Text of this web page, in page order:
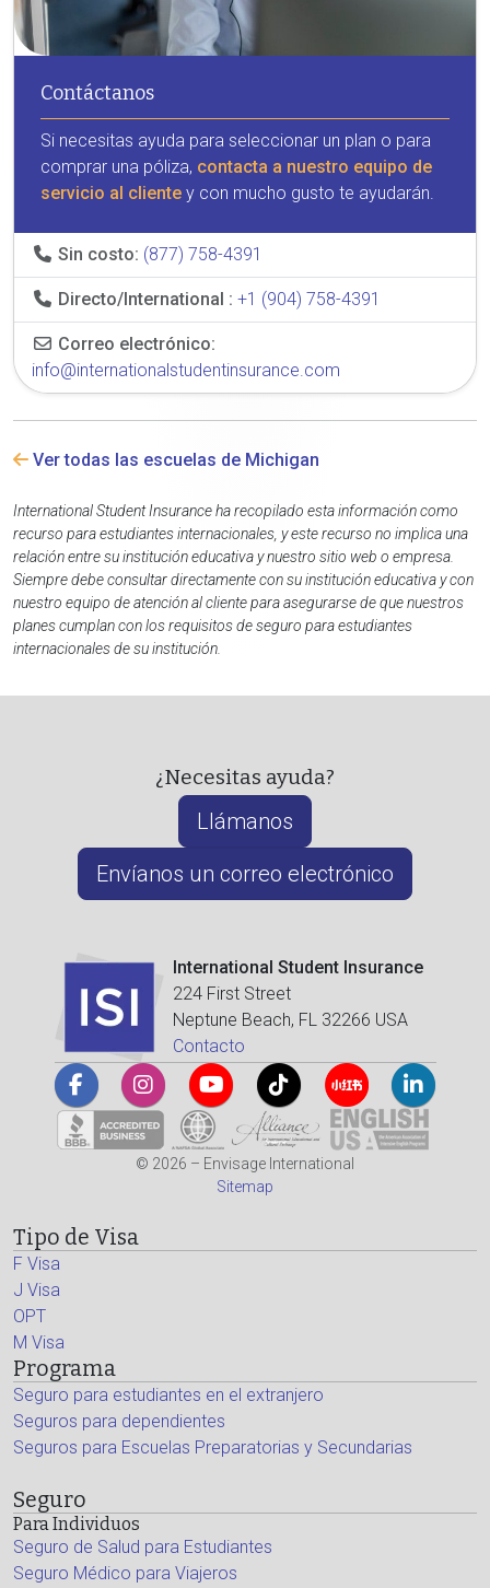
Contáctanos
Si necesitas ayuda para seleccionar un plan o para
comprar una póliza, contacta a nuestro equipo de
servicio al cliente y con mucho gusto te ayudarán.
Sin costo: (877) 758-4391
Directo/International : +1 (904) 758-4391
Correo electrónico:
info@internationalstudentinsurance.com
Ver todas las escuelas de Michigan
International Student Insurance ha recopilado esta información como
recurso para estudiantes internacionales, y este recurso no implica una
relación entre su institución educativa y nuestro sitio web o empresa.
Siempre debe consultar directamente con su institución educativa y con
nuestro equipo de atención al cliente para asegurarse de que nuestros
planes cumplan con los requisitos de seguro para estudiantes
internacionales de su institución.
¿Necesitas ayuda?
Llámanos
Envíanos un correo electrónico
International Student Insurance
224 First Street
Neptune Beach, FL 32266 USA
Contacto
© 2026 – Envisage International
Sitemap
Tipo de Visa
F Visa
J Visa
OPT
M Visa
Programa
Seguro para estudiantes en el extranjero
Seguros para dependientes
Seguros para Escuelas Preparatorias y Secundarias
Seguro
Para Individuos
Seguro de Salud para Estudiantes
Seguro Médico para Viajeros